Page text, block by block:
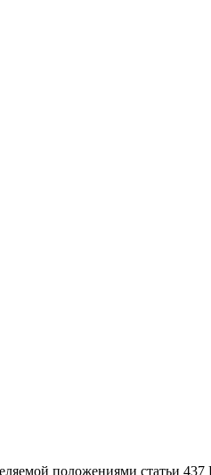
положениями статьи 437